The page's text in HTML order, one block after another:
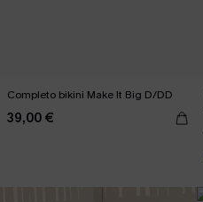
Completo bikini Make It Big D/DD
39,00 €